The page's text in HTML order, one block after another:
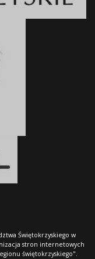
Świętokrzyskiego w
stron internetowych
świętokrzyskiego".